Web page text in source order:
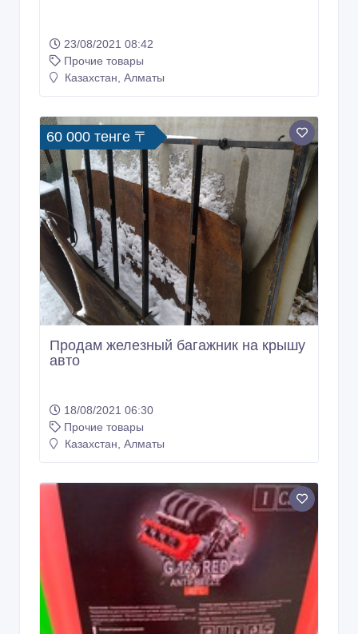
23/08/2021 08:42
Прочие товары
Казахстан, Алматы
60 000 тенге 〒
Продам железный багажник на крышу
авто
18/08/2021 06:30
Прочие товары
Казахстан, Алматы